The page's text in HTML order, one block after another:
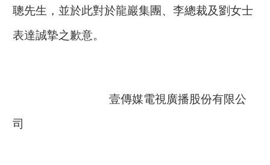
聰先生，並於此對於龍巖集團、李總裁及劉女士
表達誠摯之歉意。
壹傳媒電視廣播股份有限公
司